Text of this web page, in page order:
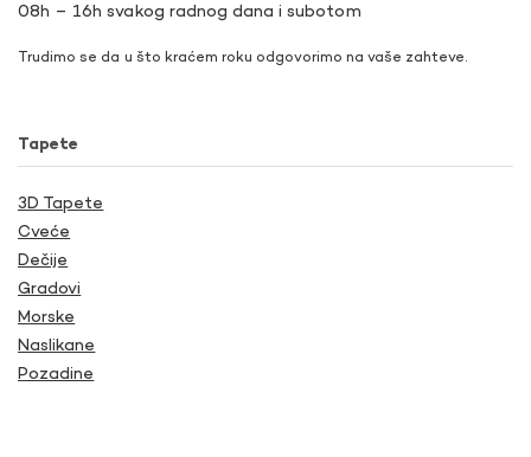
08h – 16h svakog radnog dana i subotom
Trudimo se da u što kraćem roku odgovorimo na vaše zahteve.
Tapete
3D Tapete
Cveće
Dečije
Gradovi
Morske
Naslikane
Pozadine